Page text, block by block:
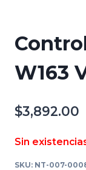
W163
$3,892.00
Sin
SKU: NT-007-